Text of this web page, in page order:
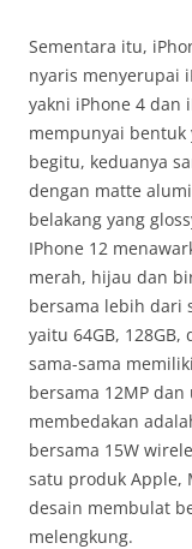
Sementara itu,
nyaris menyerupai
yakni iPhone 4 dan
mempunyai
begitu, keduanya
dengan matte
belakang yang
IPhone 12
merah, hijau dan
bersama lebih dari
yaitu 64GB, 128GB,
sama-sama
bersama 12MP
membedakan
bersama 15W
satu produk Apple,
desain membulat
melengkung.